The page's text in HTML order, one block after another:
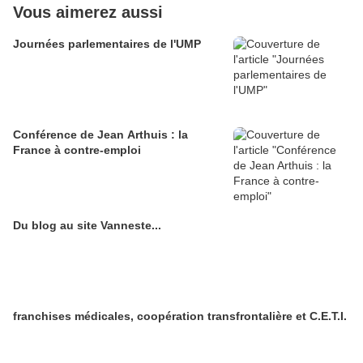
Vous aimerez aussi
Journées parlementaires de l'UMP
Conférence de Jean Arthuis : la
France à contre-emploi
Du blog au site Vanneste...
franchises médicales, coopération transfrontalière et C.E.T.I.